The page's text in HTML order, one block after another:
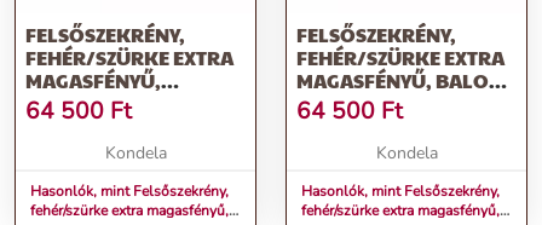
FELSŐSZEKRÉNY,
FEHÉR/SZÜRKE EXTRA
MAGASFÉNYŰ,
JOBBOS, AURORA
G601F
64 500 Ft
Kondela
Hasonlók, mint Felsőszekrény,
fehér/szürke extra magasfényű,
FELSŐSZEKRÉNY,
FEHÉR/SZÜRKE EXTRA
MAGASFÉNYŰ, BALOS,
AURORA G601F
64 500 Ft
Kondela
Hasonlók, mint Felsőszekrény,
fehér/szürke extra magasfényű,